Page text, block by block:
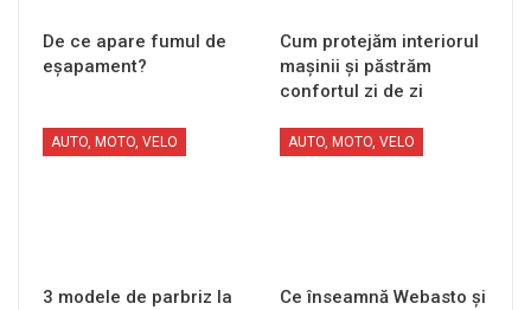
De ce apare fumul de
eșapament?
Cum protejăm interiorul
mașinii și păstrăm
confortul zi de zi
AUTO, MOTO, VELO
3 modele de parbriz la
AUTO, MOTO, VELO
Ce înseamnă Webasto și